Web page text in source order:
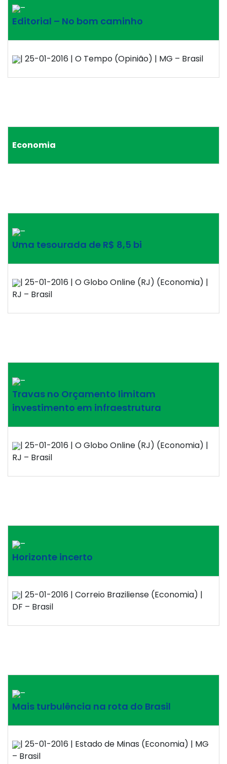
–
Editorial – No bom caminho
| 25-01-2016 | O Tempo (Opinião) | MG – Brasil
Economia
–
Uma tesourada de R$ 8,5 bi
| 25-01-2016 | O Globo Online (RJ) (Economia) |
RJ – Brasil
–
Travas no Orçamento limitam
investimento em infraestrutura
| 25-01-2016 | O Globo Online (RJ) (Economia) |
RJ – Brasil
–
Horizonte incerto
| 25-01-2016 | Correio Braziliense (Economia) |
DF – Brasil
–
Mais turbulência na rota do Brasil
| 25-01-2016 | Estado de Minas (Economia) | MG
– Brasil